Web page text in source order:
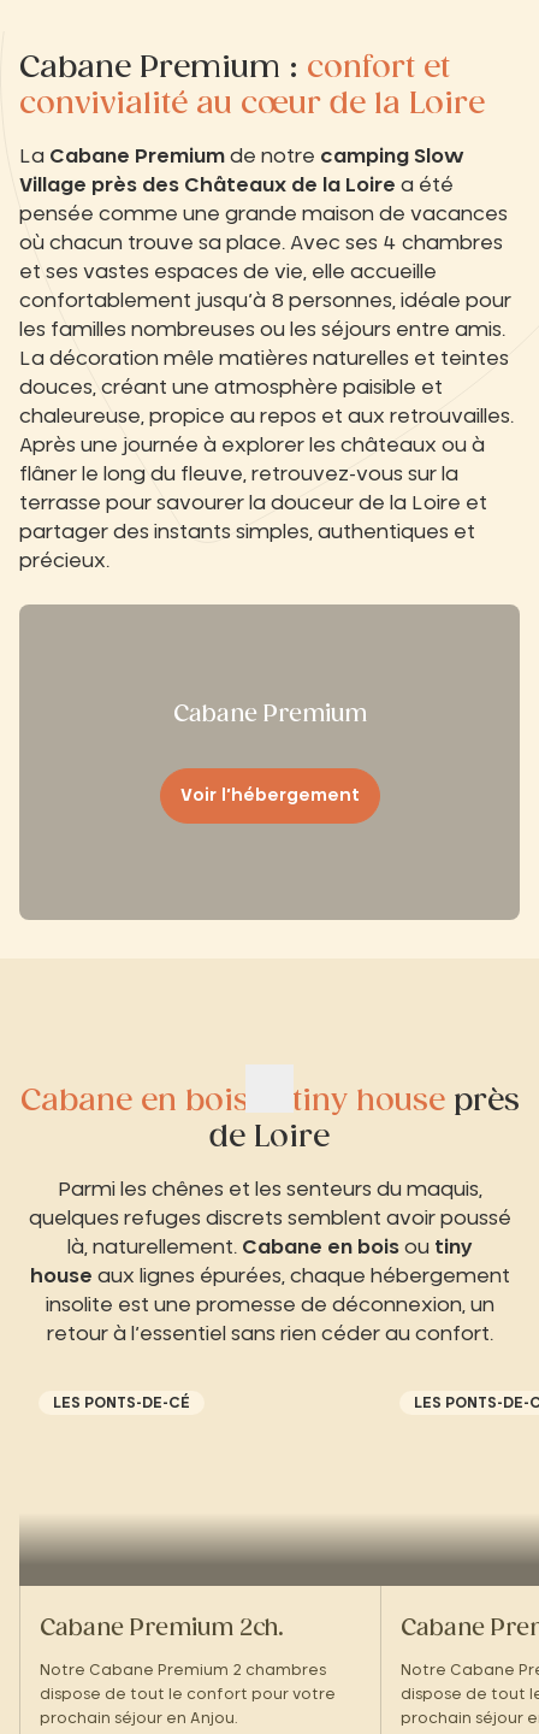
Cabane Premium
Voir l’hébergement
Cabane Premium : confort et
convivialité au cœur de la Loire
La Cabane Premium de notre camping Slow
Village près des Châteaux de la Loire a été
pensée comme une grande maison de vacances
où chacun trouve sa place. Avec ses 4 chambres
et ses vastes espaces de vie, elle accueille
confortablement jusqu’à 8 personnes, idéale pour
les familles nombreuses ou les séjours entre amis.
La décoration mêle matières naturelles et teintes
douces, créant une atmosphère paisible et
chaleureuse, propice au repos et aux retrouvailles.
Après une journée à explorer les châteaux ou à
flâner le long du fleuve, retrouvez-vous sur la
terrasse pour savourer la douceur de la Loire et
partager des instants simples, authentiques et
précieux.
Cabane en bois et tiny house près
de Loire
Parmi les chênes et les senteurs du maquis,
quelques refuges discrets semblent avoir poussé
là, naturellement. Cabane en boisou tiny
house aux lignes épurées, chaque hébergement
insolite est une promesse de déconnexion, un
retour à l’essentiel sans rien céder au confort.
LES PONTS-DE-CÉ
Cabane Premium 2ch.
Notre Cabane Premium 2 chambres
dispose de tout le confort pour votre
prochain séjour en Anjou.
LES PONTS-DE-
Cabane
Notre Cabane
dispose de tout
prochain séjour